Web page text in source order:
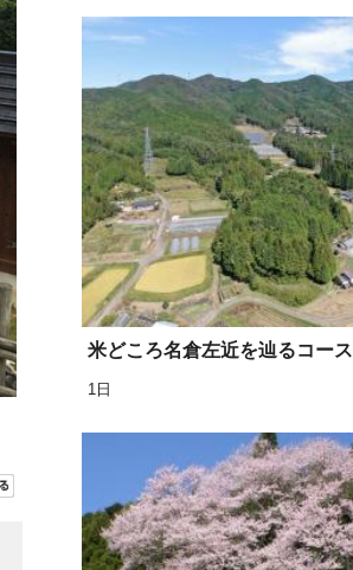
米どころ名倉左近を辿るコース
1日